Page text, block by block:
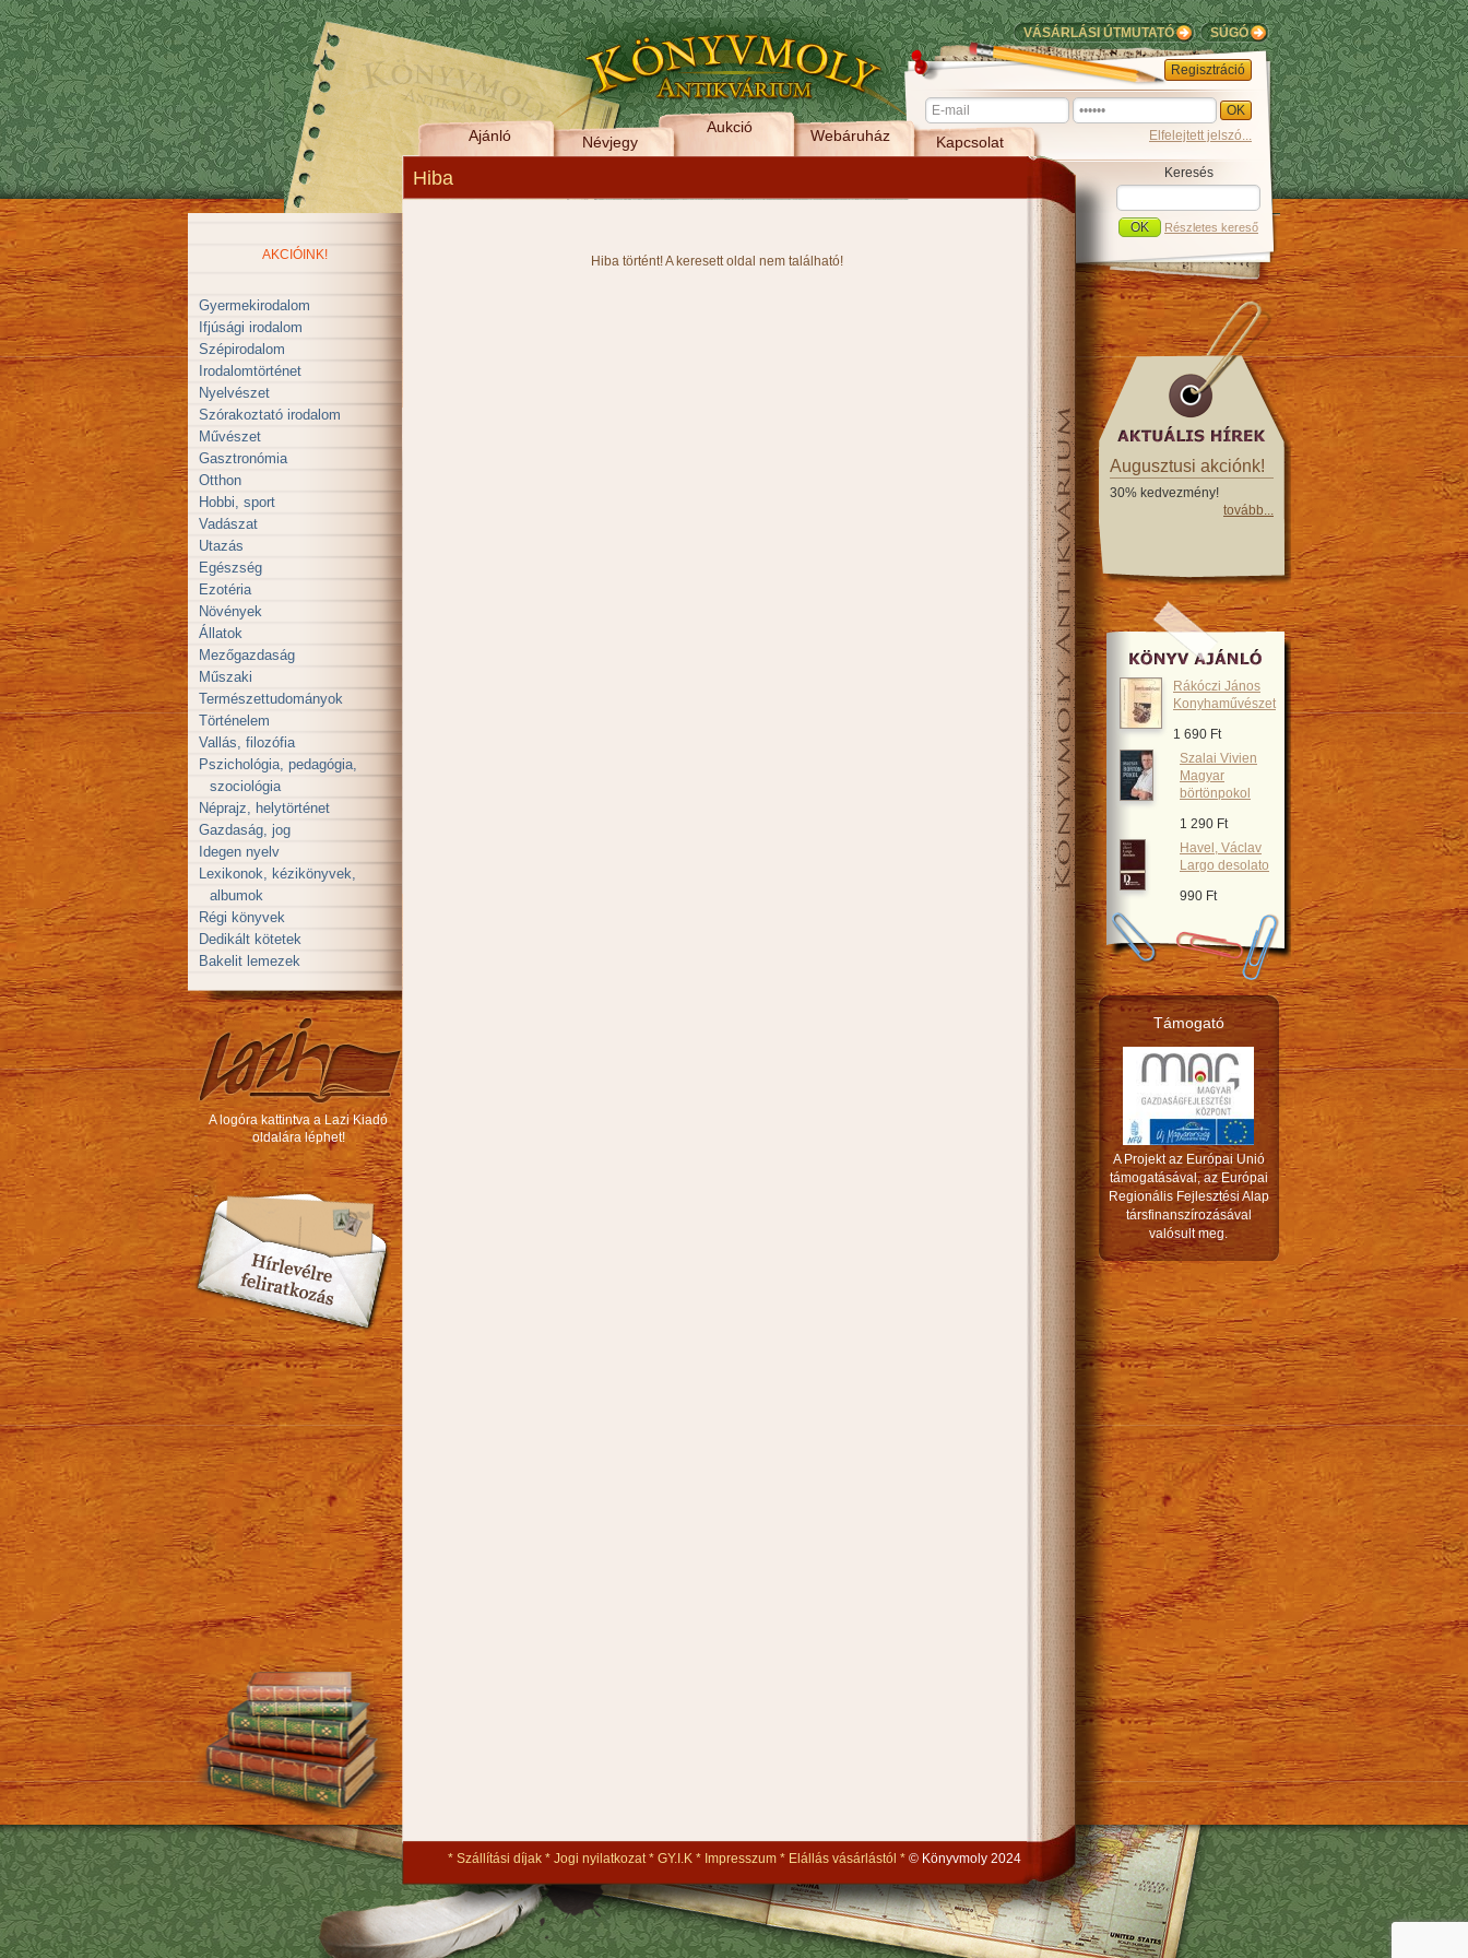
SÚGÓ
VÁSÁRLÁSI ÚTMUTATÓ
Regisztráció
Elfelejtett jelszó...
Ajánló Névjegy
Aukció Webáruház Kapcsolat
Hiba Keresés
Részletes kereső
AKCIÓINK!
Gyermekirodalom
Ifjúsági irodalom
Szépirodalom
Irodalomtörténet
Nyelvészet
Szórakoztató irodalom
Művészet
Gasztronómia
Otthon
Hobbi, sport
Vadászat
Utazás
Egészség
Ezotéria
Növények
Állatok
Mezőgazdaság
Műszaki
Természettudományok
Történelem
Vallás, filozófia
Pszichológia, pedagógia,
szociológia
Néprajz, helytörténet
Gazdaság, jog
Idegen nyelv
Lexikonok, kézikönyvek,
albumok
Régi könyvek
Dedikált kötetek
Bakelit lemezek
A logóra kattintva a Lazi Kiadó
oldalára léphet!
Augusztusi akciónk!
30% kedvezmény!
tovább...
Rákóczi János
Konyhaművészet
1 690 Ft
Szalai Vivien
Magyar
börtönpokol
1 290 Ft
Havel, Václav
Largo desolato
990 Ft
Támogató
A Projekt az Európai Unió
támogatásával, az Európai
Regionális Fejlesztési Alap
társfinanszírozásával
valósult meg.
Hiba történt! A keresett oldal nem található!
Szállítási díjak Jogi nyilatkozat GY.I.K Impresszum Elállás vásárlástól © Könyvmoly 2024